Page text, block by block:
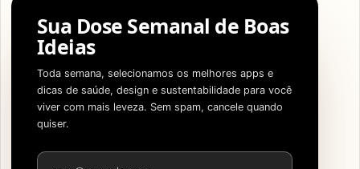
Sua Dose Semanal de Boas
Ideias
Toda semana, selecionamos os melhores apps e
dicas de saúde, design e sustentabilidade para você
viver com mais leveza. Sem spam, cancele quando
quiser.
Endereço de e-mail